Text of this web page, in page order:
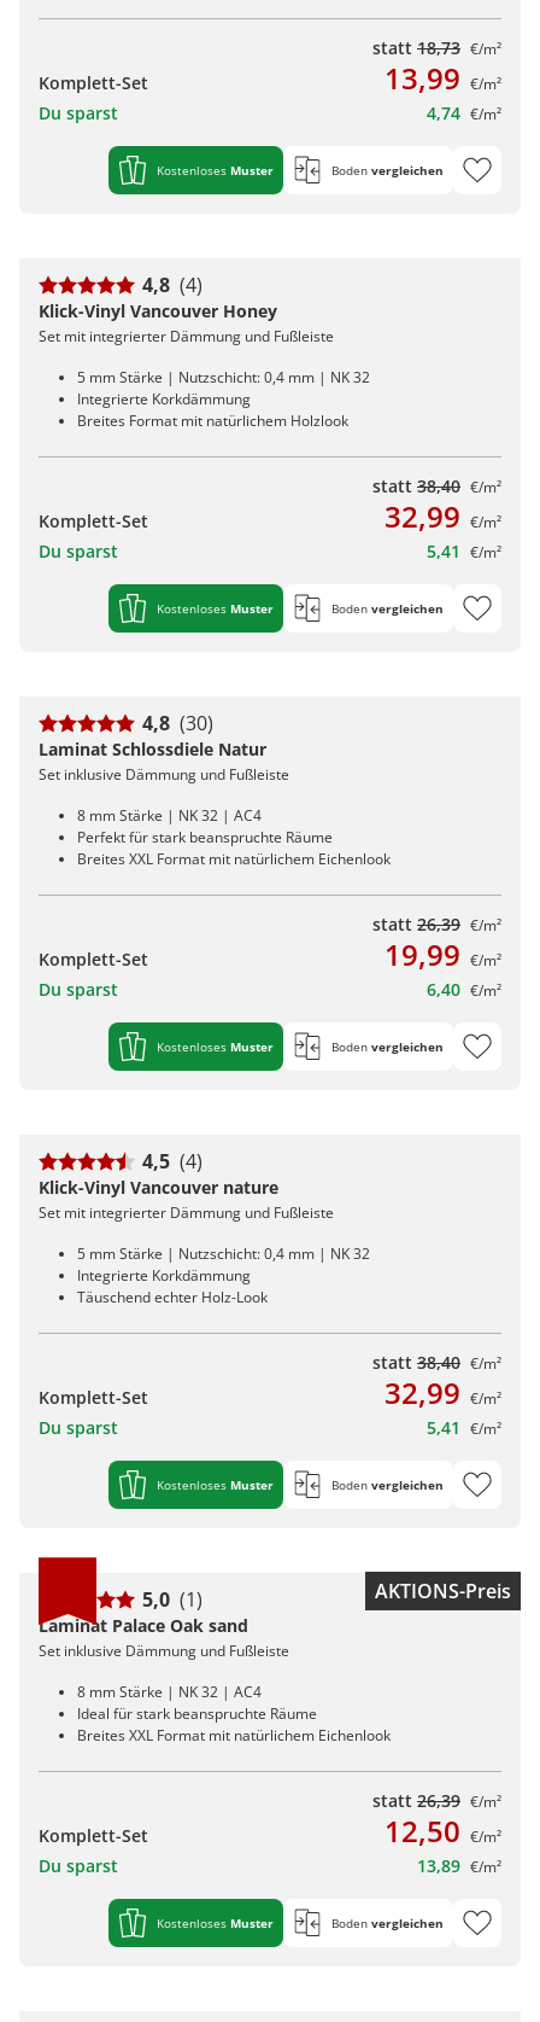
statt 18,73 €/m²
Komplett-Set 13,99 €/m²
Du sparst 4,74 €/m²
Kostenloses Muster Boden vergleichen
4,8 (4)
Klick-Vinyl Vancouver Honey
Set mit integrierter Dämmung und Fußleiste
5 mm Stärke | Nutzschicht: 0,4 mm | NK 32
Integrierte Korkdämmung
Breites Format mit natürlichem Holzlook
statt 38,40 €/m²
Komplett-Set 32,99 €/m²
Du sparst 5,41 €/m²
Kostenloses Muster Boden vergleichen
4,8 (30)
Laminat Schlossdiele Natur
Set inklusive Dämmung und Fußleiste
8 mm Stärke | NK 32 | AC4
Perfekt für stark beanspruchte Räume
Breites XXL Format mit natürlichem Eichenlook
statt 26,39 €/m²
Komplett-Set 19,99 €/m²
Du sparst 6,40 €/m²
Kostenloses Muster Boden vergleichen
4,5 (4)
Klick-Vinyl Vancouver nature
Set mit integrierter Dämmung und Fußleiste
5 mm Stärke | Nutzschicht: 0,4 mm | NK 32
Integrierte Korkdämmung
Täuschend echter Holz-Look
statt 38,40 €/m²
Komplett-Set 32,99 €/m²
Du sparst 5,41 €/m²
Kostenloses Muster Boden vergleichen
AKTIONS-Preis
5,0 (1)
Laminat Palace Oak sand
Set inklusive Dämmung und Fußleiste
8 mm Stärke | NK 32 | AC4
Ideal für stark beanspruchte Räume
Breites XXL Format mit natürlichem Eichenlook
statt 26,39 €/m²
Komplett-Set 12,50 €/m²
Du sparst 13,89 €/m²
Kostenloses Muster Boden vergleichen